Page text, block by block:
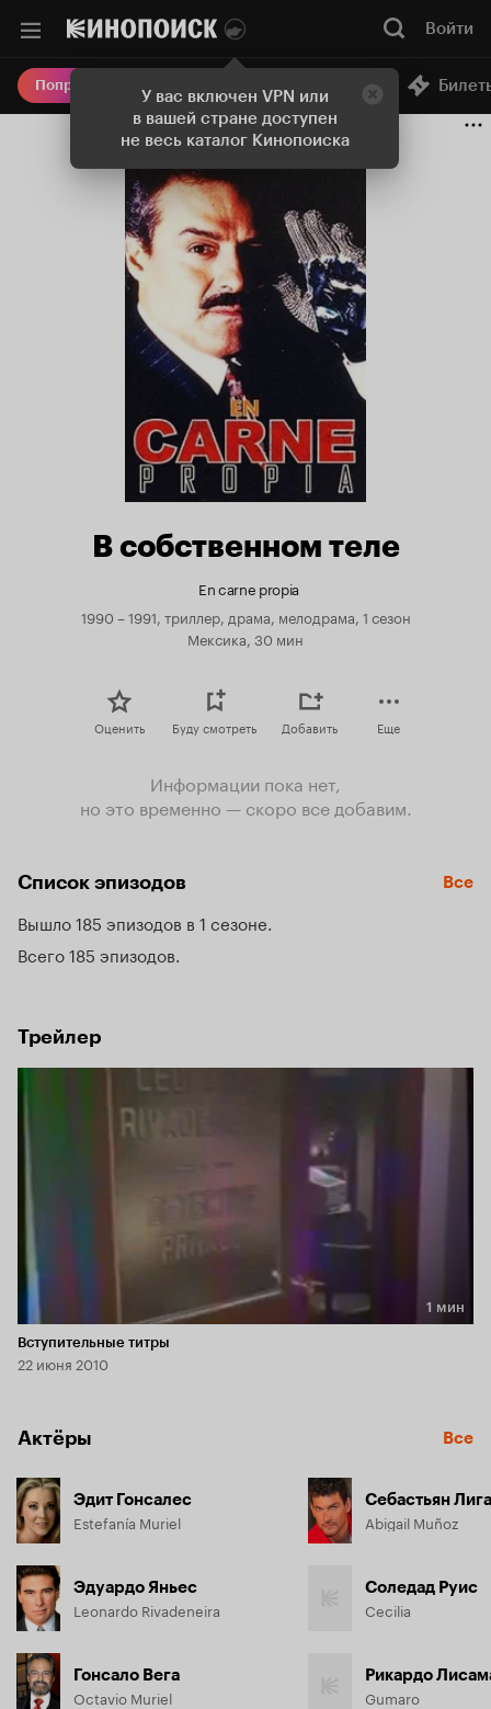
У вас включен VPN или
в вашей стране доступен
не весь каталог Кинопоиска
Войти
Попробовать Плюс Онлайн-кинотеатр
В собственном теле
En carne propia
1990 – 1991, триллер, драма, мелодрама, 1 сезон
Мексика, 30 мин
Оценить Буду смотреть Добавить Еще
Информации пока нет,
но это временно — скоро все добавим.
Список эпизодов Все
Вышло 185 эпизодов в 1 сезоне
Всего 185 эпизодов
Трейлер
Длительность 1 мин
1 мин
Вступительные титры
22 июня 2010
Актёры Все
Эдит Гонсалес
Estefanía Muriel
Эдуардо Яньес
Leonardo Rivadeneira
Гонсало Вега
Octavio Muriel
Себастьян
Abigail Muñoz
Соледад Руис
Cecilia
Рикардо
Gumaro